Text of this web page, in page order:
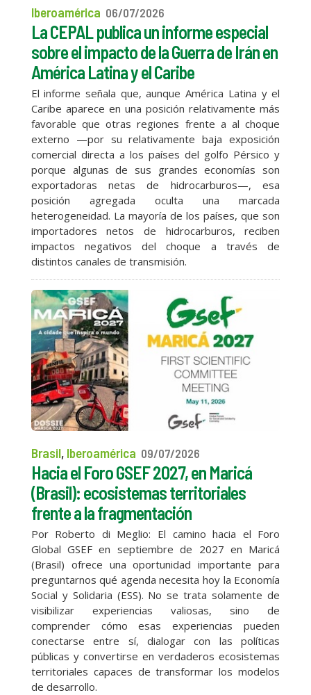
Iberoamérica 06/07/2026
La CEPAL publica un informe especial
sobre el impacto de la Guerra de Irán en
América Latina y el Caribe
El informe señala que, aunque América Latina y el
Caribe aparece en una posición relativamente más
favorable que otras regiones frente a al choque
externo —por su relativamente baja exposición
comercial directa a los países del golfo Pérsico y
porque algunas de sus grandes economías son
exportadoras netas de hidrocarburos—, esa
posición agregada oculta una marcada
heterogeneidad. La mayoría de los países, que son
importadores netos de hidrocarburos, reciben
impactos negativos del choque a través de
distintos canales de transmisión.
Brasil, Iberoamérica 09/07/2026
Hacia el Foro GSEF 2027, en Maricá
(Brasil): ecosistemas territoriales
frente a la fragmentación
Por Roberto di Meglio: El camino hacia el Foro
Global GSEF en septiembre de 2027 en Maricá
(Brasil) ofrece una oportunidad importante para
preguntarnos qué agenda necesita hoy la Economía
Social y Solidaria (ESS). No se trata solamente de
visibilizar experiencias valiosas, sino de
comprender cómo esas experiencias pueden
conectarse entre sí, dialogar con las políticas
públicas y convertirse en verdaderos ecosistemas
territoriales capaces de transformar los modelos
de desarrollo.